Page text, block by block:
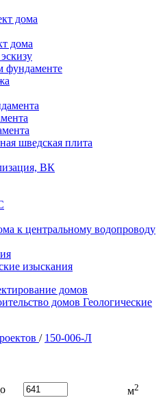
дома
дома
фундаменте
шведская плита
ВК
к центральному водопроводу
изыскания
домов
домов Геологические
/ 150-006-Л
м2